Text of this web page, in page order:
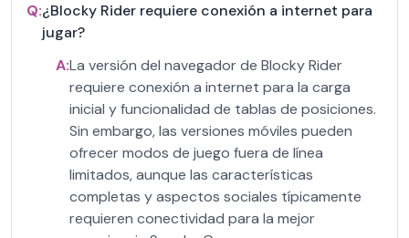
Q:¿Blocky Rider requiere conexión a internet para
jugar?
A:La versión del navegador de Blocky Rider
requiere conexión a internet para la carga
inicial y funcionalidad de tablas de posiciones.
Sin embargo, las versiones móviles pueden
ofrecer modos de juego fuera de línea
limitados, aunque las características
completas y aspectos sociales típicamente
requieren conectividad para la mejor